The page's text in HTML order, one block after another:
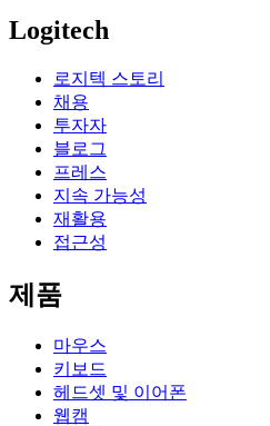
Logitech
로지텍 스토리
채용
투자자
블로그
프레스
지속 가능성
재활용
접근성
제품
마우스
키보드
헤드셋 및 이어폰
웹캠